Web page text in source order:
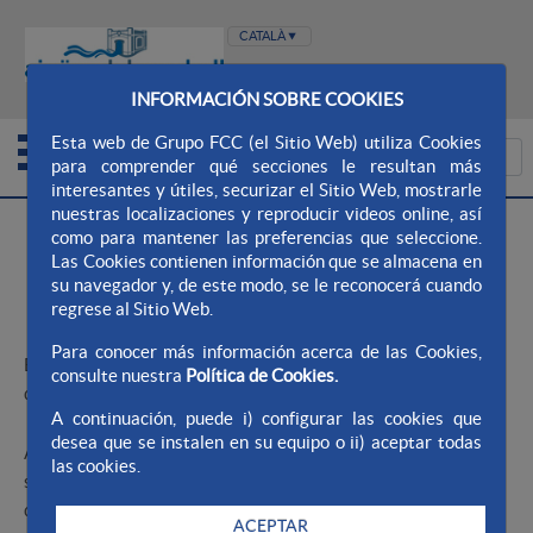
INFORMACIÓN SOBRE COOKIES
Esta web de Grupo FCC (el Sitio Web) utiliza Cookies
para comprender qué secciones le resultan más
interesantes y útiles, securizar el Sitio Web, mostrarle
nuestras localizaciones y reproducir videos online, así
como para mantener las preferencias que seleccione.
Las Cookies contienen información que se almacena en
su navegador y, de este modo, se le reconocerá cuando
regrese al Sitio Web.
Para conocer más información acerca de las Cookies,
consulte nuestra Política de Cookies.
A continuación, puede i) configurar las cookies que
desea que se instalen en su equipo o ii) aceptar todas
las cookies.
ACEPTAR
Aqualia Ayto. El Vendrell (Tomoví) > La nostra labor
> Sanejament
Sanejament
El Vendrell tiene 180 kilómetros de red de alcantarillado, que
discurren bajo los viales y las calles.
Además, existen una serie de infraestructuras de la red de
saneamiento que no son de propiedad municipal, sino que son
de la Agencia Catalana del Agua (ACA).